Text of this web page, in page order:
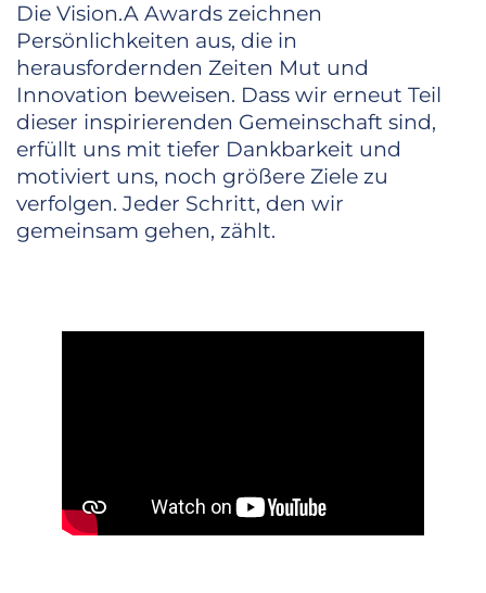
Die Vision.A Awards zeichnen
Persönlichkeiten aus, die in
herausfordernden Zeiten Mut und
Innovation beweisen. Dass wir erneut Teil
dieser inspirierenden Gemeinschaft sind,
erfüllt uns mit tiefer Dankbarkeit und
motiviert uns, noch größere Ziele zu
verfolgen. Jeder Schritt, den wir
gemeinsam gehen, zählt.